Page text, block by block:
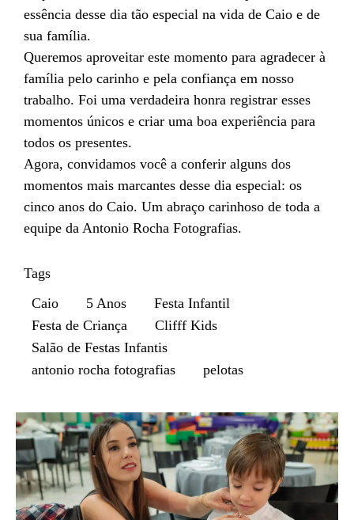
essência desse dia tão especial na vida de Caio e de
sua família.
Queremos aproveitar este momento para agradecer à
família pelo carinho e pela confiança em nosso
trabalho. Foi uma verdadeira honra registrar esses
momentos únicos e criar uma boa experiência para
todos os presentes.
Agora, convidamos você a conferir alguns dos
momentos mais marcantes desse dia especial: os
cinco anos do Caio. Um abraço carinhoso de toda a
equipe da Antonio Rocha Fotografias.
Tags
Caio
5 Anos
Festa Infantil
Festa de Criança
Clifff Kids
Salão de Festas Infantis
antonio rocha fotografias
pelotas